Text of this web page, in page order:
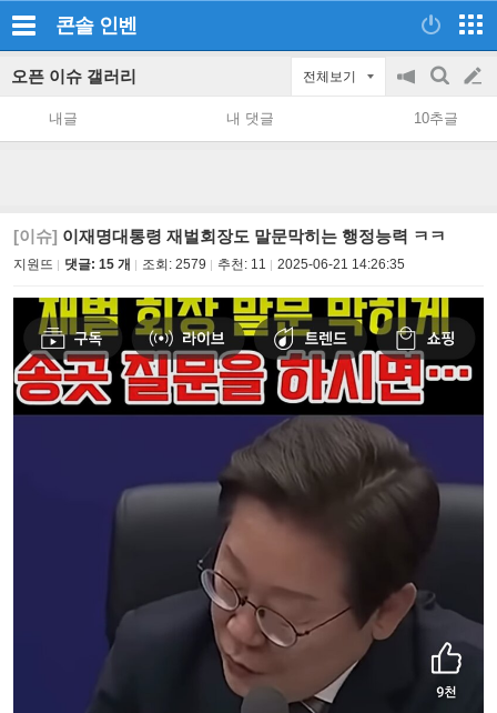
콘솔 인벤
오픈 이슈 갤러리 전체보기
공
지
on/off
검
색
글
쓰
내글 내 댓글 10추글
[이슈] 이재명대통령 재벌회장도 말문막히는 행정능력 ㅋㅋ
지원뜨 댓글: 15 개 조회: 2579 추천: 11 2025-06-21 14:26:35